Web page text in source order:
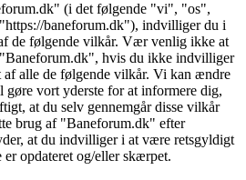
(i det følgende "vi", "os",
baneforum.dk"), indvilliger du i
de følgende vilkår. Vær venlig ikke at
hvis du ikke indvilliger
alle de følgende vilkår. Vi kan ændre
vort yderste for at informere dig,
at du selv gennemgår disse vilkår
brug af "Baneforum.dk" efter
at du indvilliger i at være retsgyldigt
opdateret og/eller skærpet.